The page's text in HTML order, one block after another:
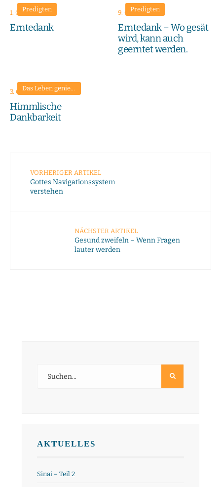
Predigten
1. Oktober 2023
Erntedank
Predigten
9. Oktober 2022
Erntedank – Wo gesät
wird, kann auch
geerntet werden.
Das Leben genießen
3. Oktober 2021
Himmlische
Dankbarkeit
VORHERIGER ARTIKEL
Gottes Navigationssystem
verstehen
NÄCHSTER ARTIKEL
Gesund zweifeln – Wenn Fragen
lauter werden
AKTUELLES
Sinai – Teil 2